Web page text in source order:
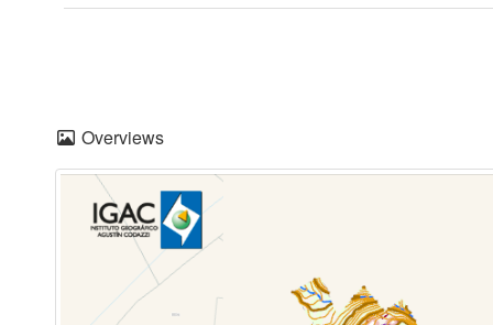
Overviews